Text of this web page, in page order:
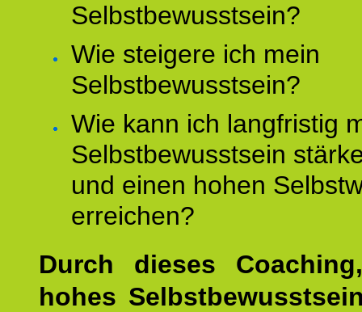
Selbstbewusstsein?
Wie steigere ich mein
Selbstbewusstsein?
Wie kann ich langfristig
Selbstbewusstsein
und einen hohen
erreichen?
Durch dieses
hohes